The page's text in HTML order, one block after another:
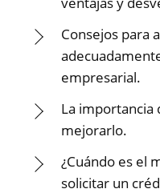
Consejos para
empresarial.
La importancia
mejorarlo.
¿Cuándo es el
solicitar un